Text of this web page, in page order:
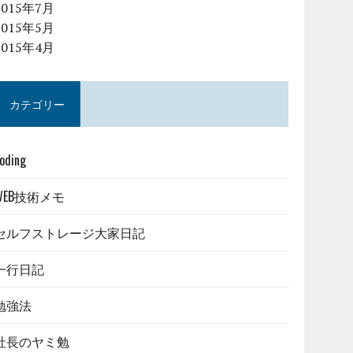
年7月
年5月
年4月
カテゴリー
技術メモ
ルフストレージ大家日記
行日記
強法
長のヤミ勉